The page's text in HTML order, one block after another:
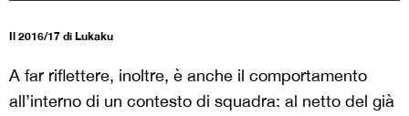
Il 2016/17 di Lukaku
A far riflettere, inoltre, è anche il comportamento
all’interno di un contesto di squadra: al netto del già